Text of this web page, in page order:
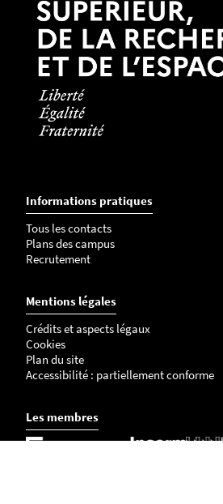
Informations pratiques
Tous les contacts
Plans des campus
Recrutement
Mentions légales
Crédits et aspects légaux
Cookies
Plan du site
Accessibilité : partiellement conforme
Les membres